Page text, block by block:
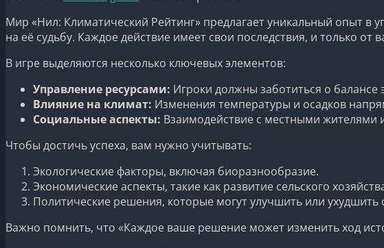
Мир «Нил: Климатический Рейтинг» предлагает уникальный опыт
на её судьбу. Каждое действие имеет свои последствия, и только
В игре выделяются несколько ключевых элементов:
Управление ресурсами: Игроки должны заботиться о
Влияние на климат: Изменения температуры и осадков
Социальные аспекты: Взаимодействие с местными жителями
Чтобы достичь успеха, вам нужно учитывать:
Экологические факторы, включая биоразнообразие.
Экономические аспекты, такие как развитие сельского
Политические решения, которые могут улучшить или ухудшить
Важно помнить, что «Каждое ваше решение может изменить ход